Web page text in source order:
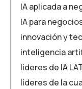
IA aplicada a
IA para
innovación y
inteligencia
líderes de IA
líderes de la